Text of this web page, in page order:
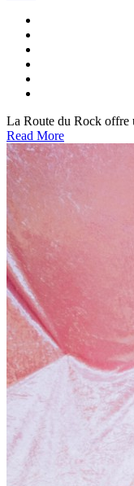
La Route du Rock offre
Read More